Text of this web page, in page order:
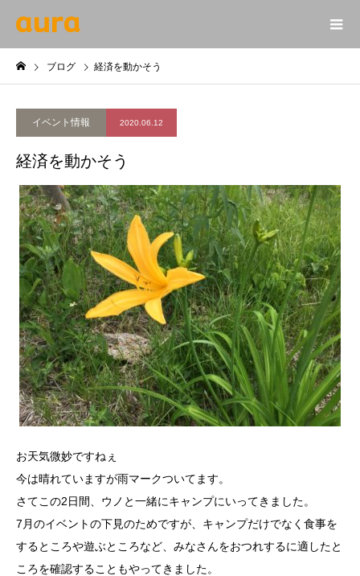
ブログ 経済を動かそう
イベント情報 2020.06.12
経済を動かそう
お天気微妙ですねぇ
今は晴れていますが雨マークついてます。
さてこの2日間、ウノと一緒にキャンプにいってきました。
7月のイベントの下見のためですが、キャンプだけでなく食事を
するところや遊ぶところなど、みなさんをおつれするに適したと
ころを確認することもやってきました。